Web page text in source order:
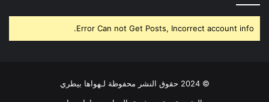
Error Can not Get Posts, Incorrect account info.
© 2024 حقوق النشر محفوظة لـهواها بيطري